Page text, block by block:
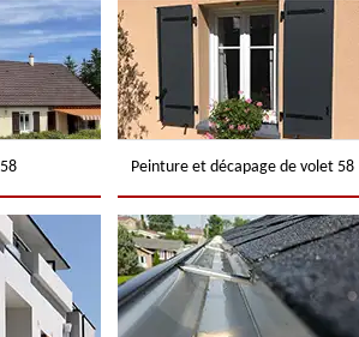
Peinture et décapage de volet 58